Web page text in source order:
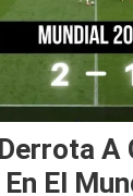
A
El